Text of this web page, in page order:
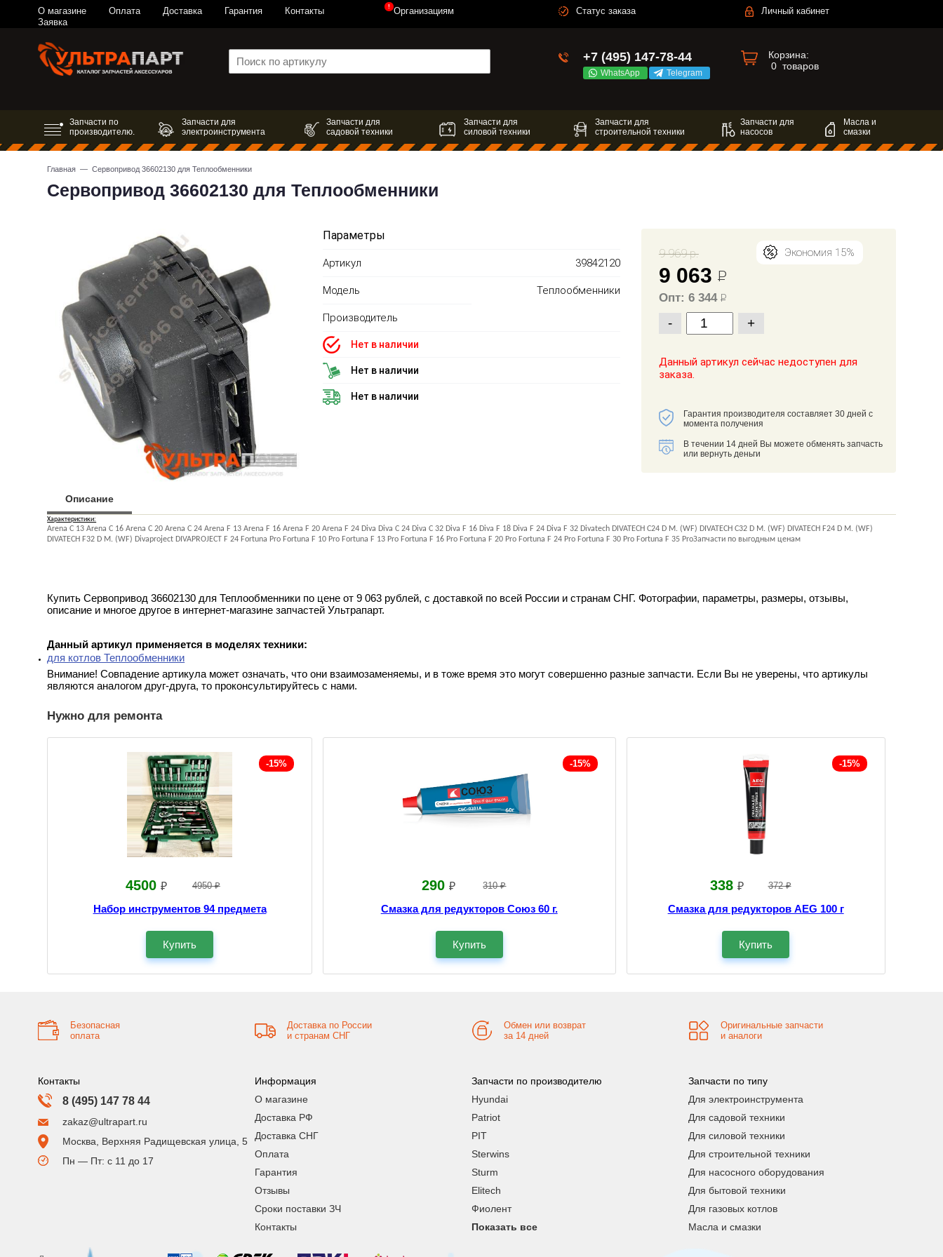
О магазине Оплата Доставка Гарантия
Контакты
Заявка
Организациям
! Статус заказа Личный кабинет
+7 (495) 147-78-44
WhatsApp Telegram
Корзина:
0 товаров
Запчасти по
производителю.
Запчасти для
электроинструмента
Запчасти для
садовой техники
Запчасти для
силовой техники
Запчасти для
строительной техники
Запчасти для
насосов
Масла и
смазки
Главная — Сервопривод 36602130 для Теплообменники
Сервопривод 36602130 для Теплообменники
Параметры
Артикул 39842120
Модель Теплообменники
Производитель
Нет в наличии
Нет в наличии
Нет в наличии
9 969 р. Экономия 15%
9 063 Р
Опт: 6 344 Р
- +
Данный артикул сейчас недоступен для
заказа.
Гарантия производителя составляет 30 дней с
момента получения
В течении 14 дней Вы можете обменять запчасть
или вернуть деньги
Описание
Характеристики:
Arena C 13 Arena C 16 Arena C 20 Arena C 24 Arena F 13 Arena F 16 Arena F 20 Arena F 24 Diva Diva C 24 Diva C 32 Diva F 16 Diva F 18 Diva F 24 Diva F 32 Divatech DIVATECH C24 D M. (WF) DIVATECH C32 D M. (WF) DIVATECH F24 D M. (WF)
DIVATECH F32 D M. (WF) Divaproject DIVAPROJECT F 24 Fortuna Pro Fortuna F 10 Pro Fortuna F 13 Pro Fortuna F 16 Pro Fortuna F 20 Pro Fortuna F 24 Pro Fortuna F 30 Pro Fortuna F 35 ProЗапчасти по выгодным ценам
Купить Сервопривод 36602130 для Теплообменники по цене от 9 063 рублей, с доставкой по всей России и странам СНГ. Фотографии, параметры, размеры, отзывы,
описание и многое другое в интернет-магазине запчастей Ультрапарт.
Данный артикул применяется в моделях техники:
для котлов Теплообменники
Внимание! Совпадение артикула может означать, что они взаимозаменяемы, и в тоже время это могут совершенно разные запчасти. Если Вы не уверены, что артикулы
являются аналогом друг-друга, то проконсультируйтесь с нами.
Нужно для ремонта
-15%
4500₽ 4950 ₽
Набор инструментов 94 предмета
Купить
-15%
290 ₽ 310 ₽
Смазка для редукторов Союз 60 г.
Купить
-15%
338 ₽ 372 ₽
Смазка для редукторов AEG 100 г
Купить
Безопасная
оплата
Доставка по России
и странам СНГ
Обмен или возврат
за 14 дней
Оригинальные запчасти
и аналоги
Контакты
8 (495) 147 78 44
zakaz@ultrapart.ru
Москва, Верхняя Радищевская улица, 5
Пн — Пт: с 11 до 17
Информация
О магазине
Доставка РФ
Доставка СНГ
Оплата
Гарантия
Отзывы
Сроки поставки ЗЧ
Контакты
Запчасти по производителю
Hyundai
Patriot
PIT
Sterwins
Sturm
Elitech
Фиолент
Показать все
Запчасти по типу
Для электроинструмента
Для садовой техники
Для силовой техники
Для строительной техники
Для насосного оборудования
Для бытовой техники
Для газовых котлов
Масла и смазки